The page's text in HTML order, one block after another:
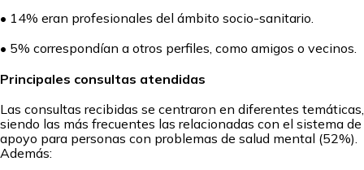
• 14% eran profesionales del ámbito socio-sanitario.
• 5% correspondían a otros perfiles, como amigos o vecinos.
Principales consultas atendidas
Las consultas recibidas se centraron en diferentes temáticas,
siendo las más frecuentes las relacionadas con el sistema de
apoyo para personas con problemas de salud mental (52%).
Además: